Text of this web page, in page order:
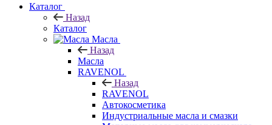
Каталог
Назад
Каталог
Масла
Назад
Масла
RAVENOL
Назад
RAVENOL
Автокосметика
Индустриальные масла и смазки